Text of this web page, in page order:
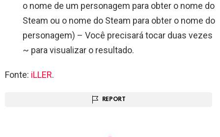
o nome de um personagem para obter o nome do
Steam ou o nome do Steam para obter o nome do
personagem) – Você precisará tocar duas vezes
~ para visualizar o resultado.
Fonte: iLLER.
REPORT